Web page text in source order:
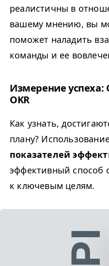
реалистичны в
вашему мнению, вы
поможет наладить
команды и ее
Измерение успеха:
OKR
Как узнать,
плану?
показателей
эффективный способ
к ключевым целям.